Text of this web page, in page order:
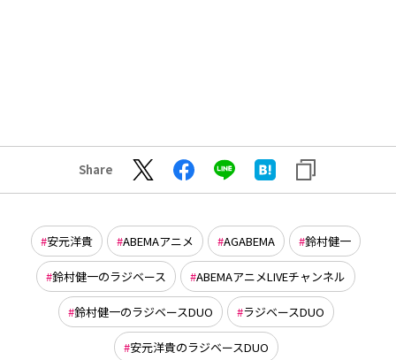
Share
安元洋貴 ABEMAアニメ AGABEMA 鈴村健一
鈴村健一のラジベース ABEMAアニメLIVEチャンネル
鈴村健一のラジベースDUO ラジベースDUO
安元洋貴のラジベースDUO